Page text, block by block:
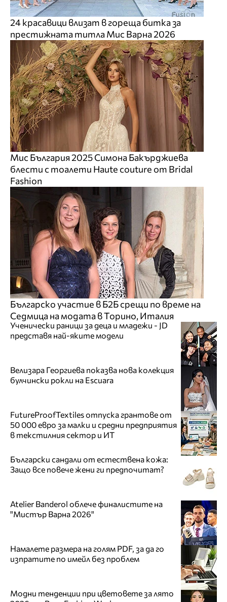
24 красавици влизат в гореща битка за
престижната титла Мис Варна 2026
Мис България 2025 Симона Бакърджиева
блести с тоалети Haute couture от Bridal
Fashion
Българско участие в Б2Б срещи по време на
Седмица на модата в Торино, Италия
Ученически раници за деца и младежи - JD
представя най-яките модели
Велизара Георгиева показва нова колекция
булчински рокли на Escuara
FutureProofTextiles отпуска грантове от
50 000 евро за малки и средни предприятия
в текстилния сектор и ИТ
Български сандали от естествена кожа:
Защо все повече жени ги предпочитат?
Atelier Banderol облече финалистите на
"Мистър Варна 2026"
Намалете размера на голям PDF, за да го
изпратите по имейл без проблем
Модни тенденции при цветовете за лято